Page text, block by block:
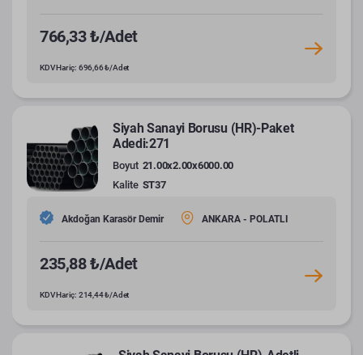
766,33 ₺/Adet
KDV Hariç: 696,66 ₺/Adet
Siyah Sanayi Borusu (HR)-Paket
Adedi:271
Boyut 21.00x2.00x6000.00
Kalite ST37
Akdoğan Karasör Demir ANKARA - POLATLI
235,88 ₺/Adet
KDV Hariç: 214,44 ₺/Adet